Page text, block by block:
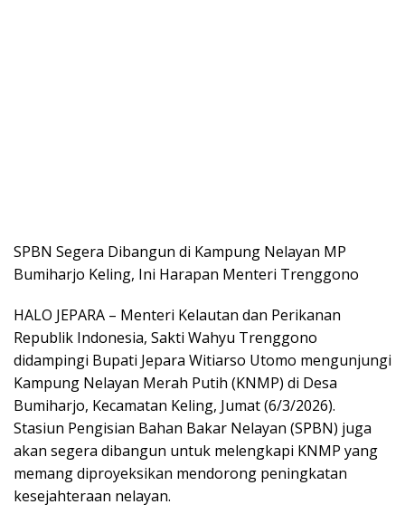
SPBN Segera Dibangun di Kampung Nelayan MP
Bumiharjo Keling, Ini Harapan Menteri Trenggono
HALO JEPARA – Menteri Kelautan dan Perikanan
Republik Indonesia, Sakti Wahyu Trenggono
didampingi Bupati Jepara Witiarso Utomo mengunjungi
Kampung Nelayan Merah Putih (KNMP) di Desa
Bumiharjo, Kecamatan Keling, Jumat (6/3/2026).
Stasiun Pengisian Bahan Bakar Nelayan (SPBN) juga
akan segera dibangun untuk melengkapi KNMP yang
memang diproyeksikan mendorong peningkatan
kesejahteraan nelayan.